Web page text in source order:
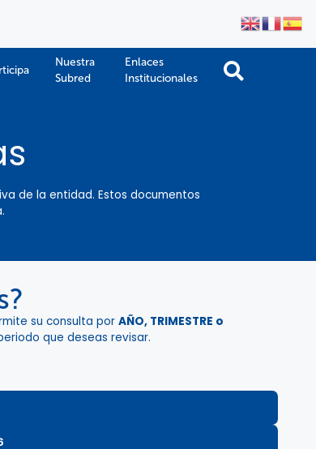
Nuestra
Subred
Enlaces
Institucionales
de la entidad. Estos documentos
su consulta por AÑO, TRIMESTRE o
que deseas revisar.